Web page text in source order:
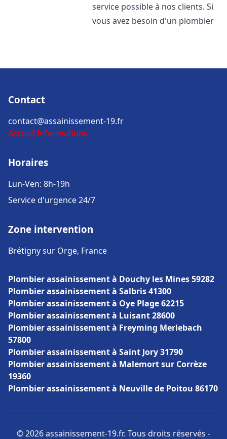
service possible à nos clients. Si
vous avez besoin d'un plombier
Contact
contact@assainissement-19.fr
Accueil Informations
Horaires
Lun-Ven: 8h-19h
Service d'urgence 24/7
Zone intervention
Brétigny sur Orge, France
Plombier assainissement à Douchy les Mines 59282
Plombier assainissement à Salbris 41300
Plombier assainissement à Oye Plage 62215
Plombier assainissement à Luisant 28600
Plombier assainissement à Freyming Merlebach
57800
Plombier assainissement à Saint Jory 31790
Plombier assainissement à Malemort sur Corrèze
19360
Plombier assainissement à Neuville de Poitou 86170
© 2026 assainissement-19.fr. Tous droits réservés -